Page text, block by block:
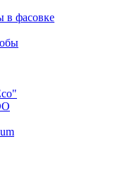
в фасовке